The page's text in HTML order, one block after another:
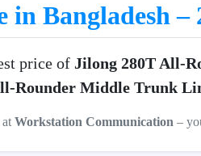
in Bangladesh –
price of Jilong 280T All-
Rounder Middle Trunk
Workstation Communication –